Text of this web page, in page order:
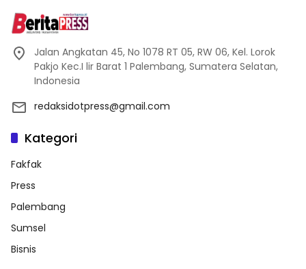
Jalan Angkatan 45, No 1078 RT 05, RW 06, Kel. Lorok
Pakjo Kec.I lir Barat 1 Palembang, Sumatera Selatan,
Indonesia
redaksidotpress@gmail.com
Kategori
Fakfak
Press
Palembang
Sumsel
Bisnis